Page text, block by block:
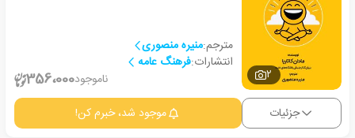
2
مترجم:منیره منصوری
انتشارات:فرهنگ عامه
ناموجود356،000
جزئیات موجود شد، خبرم کن!